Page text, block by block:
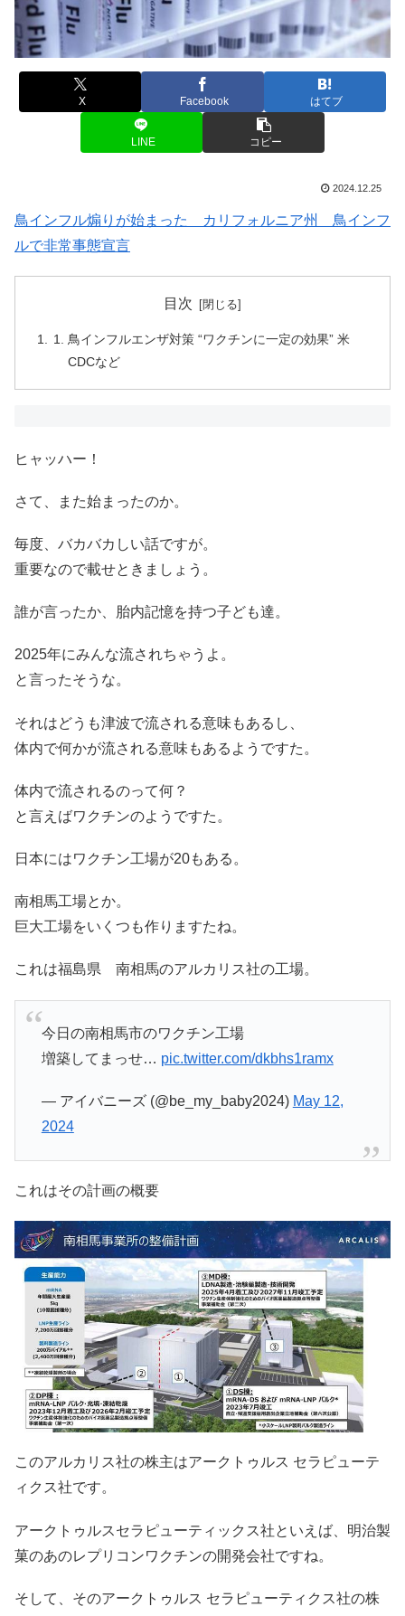
X Facebook はてブ
LINE コピー
2024.12.25
鳥インフル煽りが始まった カリフォルニア州 鳥インフ
ルで非常事態宣言
目次
鳥インフルエンザ対策 “ワクチンに一定の効果” 米
CDCなど
ヒャッハー！
さて、また始まったのか。
毎度、バカバカしい話ですが。
重要なので載せときましょう。
誰が言ったか、胎内記憶を持つ子ども達。
2025年にみんな流されちゃうよ。
と言ったそうな。
それはどうも津波で流される意味もあるし、
体内で何かが流される意味もあるようですた。
体内で流されるのって何？
と言えばワクチンのようですた。
日本にはワクチン工場が20もある。
南相馬工場とか。
巨大工場をいくつも作りますたね。
これは福島県 南相馬のアルカリス社の工場。
今日の南相馬市のワクチン工場
増築してまっせ… pic.twitter.com/dkbhs1ramx
— アイバニーズ (@be_my_baby2024) May 12,
2024
これはその計画の概要
このアルカリス社の株主はアークトゥルス セラピューテ
ィクス社です。
アークトゥルスセラピューティックス社といえば、明治製
菓のあのレプリコンワクチンの開発会社ですね。
そして、そのアークトゥルス セラピューティクス社の株